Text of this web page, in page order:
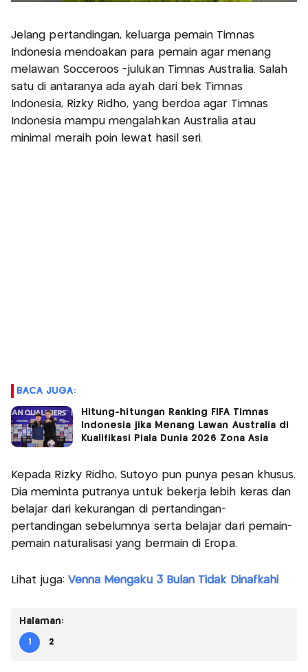
Jelang pertandingan, keluarga pemain Timnas
Indonesia mendoakan para pemain agar menang
melawan Socceroos -julukan Timnas Australia. Salah
satu di antaranya ada ayah dari bek Timnas
Indonesia, Rizky Ridho, yang berdoa agar Timnas
Indonesia mampu mengalahkan Australia atau
minimal meraih poin lewat hasil seri.
BACA JUGA:
Hitung-hitungan Ranking FIFA Timnas
Indonesia jika Menang Lawan Australia di
Kualifikasi Piala Dunia 2026 Zona Asia
Kepada Rizky Ridho, Sutoyo pun punya pesan khusus.
Dia meminta putranya untuk bekerja lebih keras dan
belajar dari kekurangan di pertandingan-
pertandingan sebelumnya serta belajar dari pemain-
pemain naturalisasi yang bermain di Eropa.
Lihat juga: Venna Mengaku 3 Bulan Tidak Dinafkahi
Halaman:
1 2